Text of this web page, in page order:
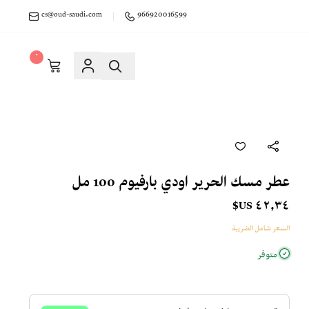
966920016599
cs@oud-saudi.com
٠
عطر مسك الحرير اودي بارفيوم 100 مل
٤٢٫٣٤ US$
السعر شامل الضريبة
متوفر